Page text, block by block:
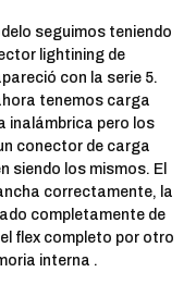
seguimos teniendo
lightining de
con la serie 5.
tenemos carga
inalámbrica pero los
conector de carga
siendo los mismos. El
correctamente, la
completamente de
flex completo por otro
interna .